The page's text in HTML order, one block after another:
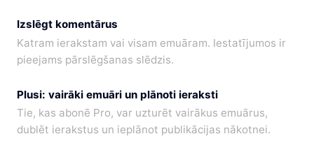
Izslēgt komentārus
Katram ierakstam vai visam emuāram. Iestatījumos ir
pieejams pārslēgšanas slēdzis.
Plusi: vairāki emuāri un plānoti ieraksti
Tie, kas abonē Pro, var uzturēt vairākus emuārus,
dublēt ierakstus un ieplānot publikācijas nākotnei.